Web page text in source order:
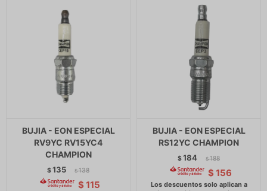
BUJIA - EON ESPECIAL
RV9YC RV15YC4
CHAMPION
$135 $ 138
$ 115
BUJIA - EON ESPECIAL
RS12YC CHAMPION
$184 $ 188
$ 156